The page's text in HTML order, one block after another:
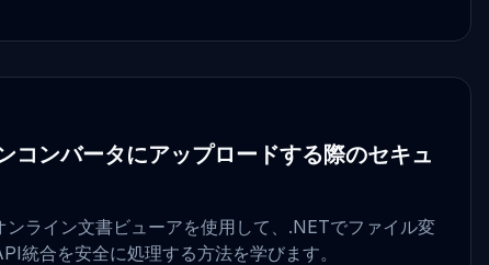
コンバータにアップロードする際のセキュ
ンライン文書ビューアを使用して、.NETでファイル変
統合を安全に処理する方法を学びます。